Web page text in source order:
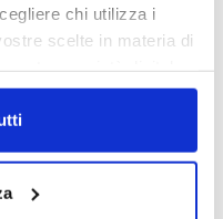
chi utilizza i
scelte in materia di
È possibile
in qualsiasi
o facendo clic
"sulla qualità ...